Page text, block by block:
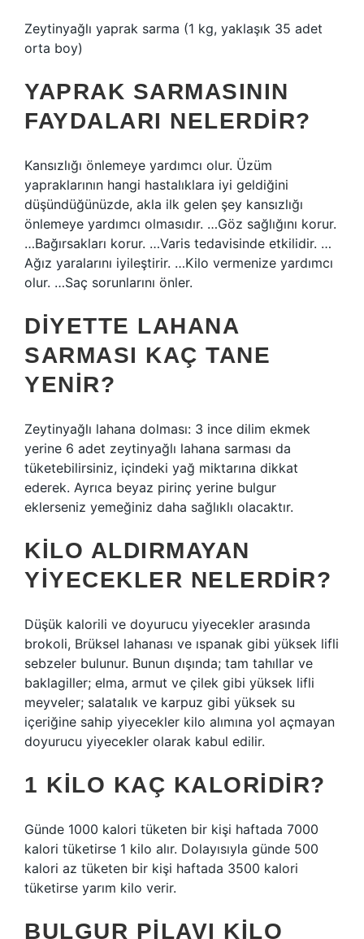
Zeytinyağlı yaprak sarma (1 kg, yaklaşık 35 adet
orta boy)
YAPRAK SARMASININ
FAYDALARI NELERDIR?
Kansızlığı önlemeye yardımcı olur. Üzüm
yapraklarının hangi hastalıklara iyi geldiğini
düşündüğünüzde, akla ilk gelen şey kansızlığı
önlemeye yardımcı olmasıdır. …Göz sağlığını korur.
…Bağırsakları korur. …Varis tedavisinde etkilidir. …
Ağız yaralarını iyileştirir. …Kilo vermenize yardımcı
olur. …Saç sorunlarını önler.
DIYETTE LAHANA
SARMASI KAÇ TANE
YENIR?
Zeytinyağlı lahana dolması: 3 ince dilim ekmek
yerine 6 adet zeytinyağlı lahana sarması da
tüketebilirsiniz, içindeki yağ miktarına dikkat
ederek. Ayrıca beyaz pirinç yerine bulgur
eklerseniz yemeğiniz daha sağlıklı olacaktır.
KILO ALDIRMAYAN
YIYECEKLER NELERDIR?
Düşük kalorili ve doyurucu yiyecekler arasında
brokoli, Brüksel lahanası ve ıspanak gibi yüksek lifli
sebzeler bulunur. Bunun dışında; tam tahıllar ve
baklagiller; elma, armut ve çilek gibi yüksek lifli
meyveler; salatalık ve karpuz gibi yüksek su
içeriğine sahip yiyecekler kilo alımına yol açmayan
doyurucu yiyecekler olarak kabul edilir.
1 KILO KAÇ KALORIDIR?
Günde 1000 kalori tüketen bir kişi haftada 7000
kalori tüketirse 1 kilo alır. Dolayısıyla günde 500
kalori az tüketen bir kişi haftada 3500 kalori
tüketirse yarım kilo verir.
BULGUR PILAVI KILO